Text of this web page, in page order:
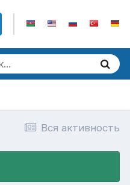
Вся активность